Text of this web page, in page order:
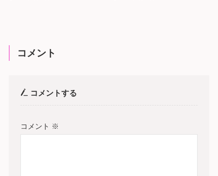
コメント
コメントする
コメント ※